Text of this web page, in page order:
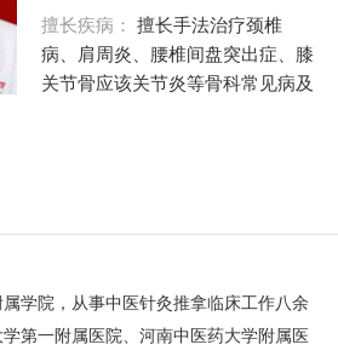
擅长疾病： 擅长手法治疗颈椎
病、肩周炎、腰椎间盘突出症、膝
关节骨应该关节炎等骨科常见病及
学院，从事中医针灸推拿临床工作八余
第一附属医院、河南中医药大学附属医